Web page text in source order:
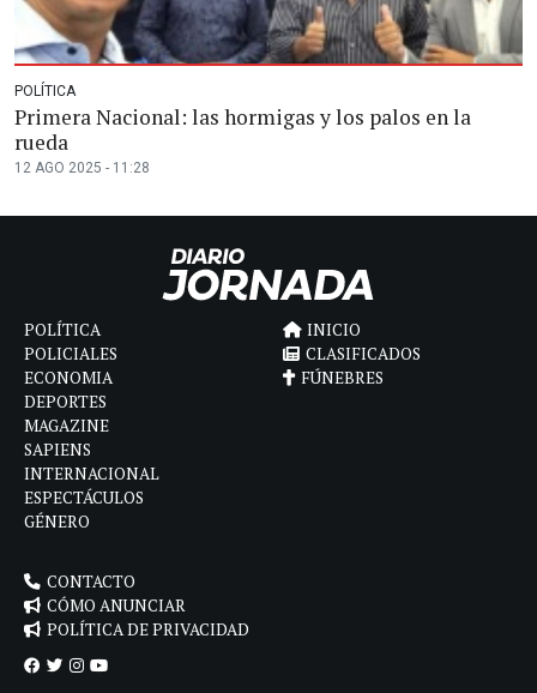
POLÍTICA
Primera Nacional: las hormigas y los palos en la
rueda
12 AGO 2025 - 11:28
POLÍTICA
POLICIALES
ECONOMIA
DEPORTES
MAGAZINE
SAPIENS
INTERNACIONAL
ESPECTÁCULOS
GÉNERO
INICIO
CLASIFICADOS
FÚNEBRES
CONTACTO
CÓMO ANUNCIAR
POLÍTICA DE PRIVACIDAD